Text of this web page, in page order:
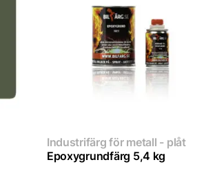
Industrifärg för metall - plåt
Epoxygrundfärg 5,4 kg